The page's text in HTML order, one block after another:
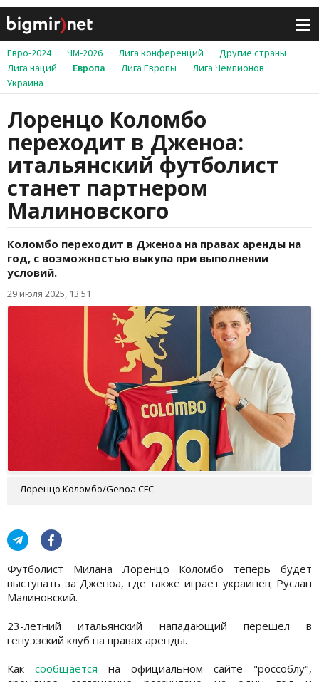
Евро-2024 ЧМ-2026 Лига конференций
Другие страны
Лига наций
Европа Лига Европы
Лига Чемпионов
Украина
Лоренцо Коломбо
переходит в Дженоа:
итальянский футболист
станет партнером
Малиновского
Коломбо переходит в Дженоа на правах аренды на
год, с возможностью выкупа при выполнении
условий.
29 июля 2025, 13:51
Лоренцо Коломбо/Genoa CFC
Футболист Милана Лоренцо Коломбо теперь будет
выступать за Дженоа, где также играет украинец Руслан
Малиновский.
23-летний итальянский нападающий перешел в
генуэзский клуб на правах аренды.
Как сообщается на официальном сайте "россоблу",